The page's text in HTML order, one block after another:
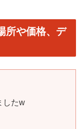
所や価格、デ
したw